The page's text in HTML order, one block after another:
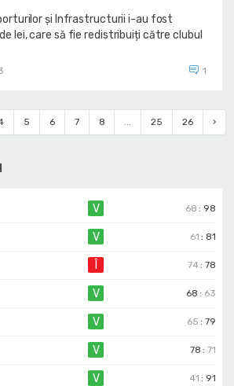
V 68 : 98
V 61 : 81
74 :78
V 68 : 63
V 65 :79
V 78 :71
V 41 : 91
și Infrastructurii i-au fost
lei, care să fie redistribuiți către clubul
1
5 6 7 8 25 26 ›